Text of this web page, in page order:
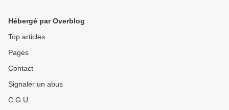
Hébergé par Overblog
Top articles
Pages
Contact
Signaler un abus
C.G.U.